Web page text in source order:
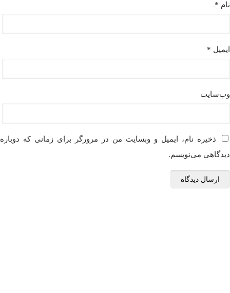
نام *
ایمیل *
وب‌سایت
ذخیره نام، ایمیل و وبسایت من در مرورگر برای زمانی که دوباره
دیدگاهی می‌نویسم.